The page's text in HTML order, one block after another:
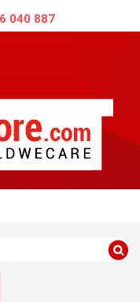
040 887